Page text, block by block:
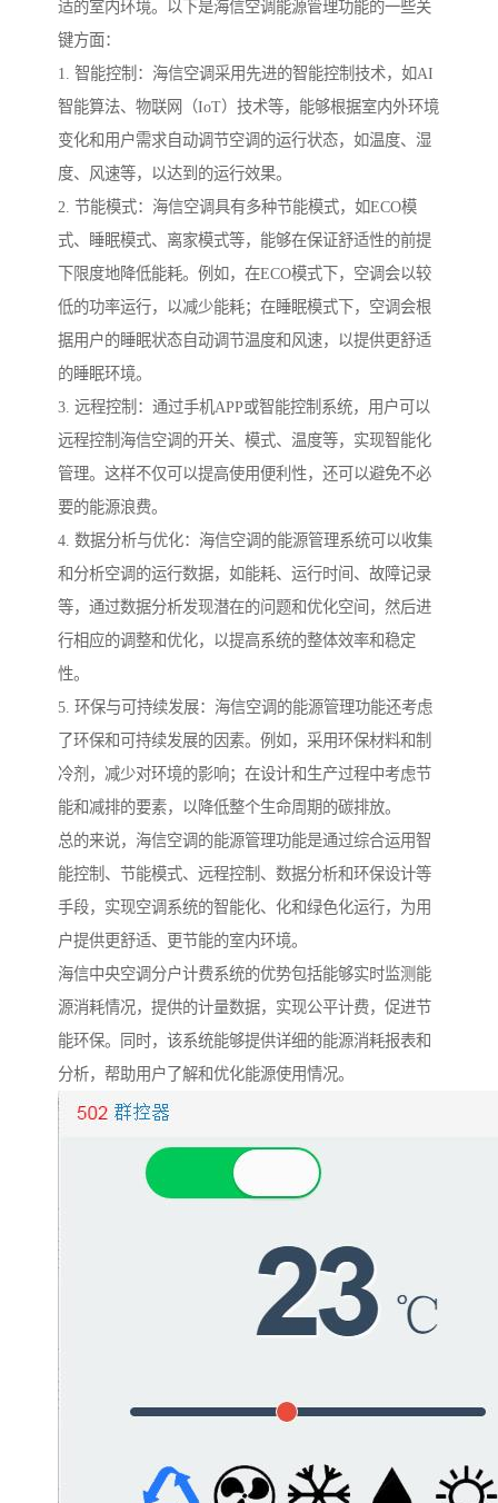
适的室内环境。以下是海信空调能源管理功能的一些关
键方面：
1. 智能控制：海信空调采用先进的智能控制技术，如AI
智能算法、物联网（IoT）技术等，能够根据室内外环境
变化和用户需求自动调节空调的运行状态，如温度、湿
度、风速等，以达到的运行效果。
2. 节能模式：海信空调具有多种节能模式，如ECO模
式、睡眠模式、离家模式等，能够在保证舒适性的前提
下限度地降低能耗。例如，在ECO模式下，空调会以较
低的功率运行，以减少能耗；在睡眠模式下，空调会根
据用户的睡眠状态自动调节温度和风速，以提供更舒适
的睡眠环境。
3. 远程控制：通过手机APP或智能控制系统，用户可以
远程控制海信空调的开关、模式、温度等，实现智能化
管理。这样不仅可以提高使用便利性，还可以避免不必
要的能源浪费。
4. 数据分析与优化：海信空调的能源管理系统可以收集
和分析空调的运行数据，如能耗、运行时间、故障记录
等，通过数据分析发现潜在的问题和优化空间，然后进
行相应的调整和优化，以提高系统的整体效率和稳定
性。
5. 环保与可持续发展：海信空调的能源管理功能还考虑
了环保和可持续发展的因素。例如，采用环保材料和制
冷剂，减少对环境的影响；在设计和生产过程中考虑节
能和减排的要素，以降低整个生命周期的碳排放。
总的来说，海信空调的能源管理功能是通过综合运用智
能控制、节能模式、远程控制、数据分析和环保设计等
手段，实现空调系统的智能化、化和绿色化运行，为用
户提供更舒适、更节能的室内环境。
海信中央空调分户计费系统的优势包括能够实时监测能
源消耗情况，提供的计量数据，实现公平计费，促进节
能环保。同 时，该系统能够提供详细的能源消耗报表和
分析，帮助用户了解和优化能源使用情况。